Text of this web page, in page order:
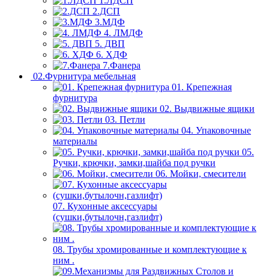
2.ДСП
3.МДФ
4. ЛМДФ
5. ДВП
6. ХДФ
7.Фанера
02.Фурнитура мебельная
01. Крепежная
фурнитура
02. Выдвижные ящики
03. Петли
04. Упаковочные
материалы
05.
Ручки, крючки, замки,шайба под ручки
06. Мойки, смесители
07. Кухонные аксессуары
(сушки,бутылочн,газлифт)
08. Трубы хромированные и комплектующие к
ним .